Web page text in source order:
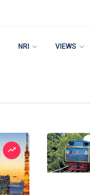
NRI VIEWS